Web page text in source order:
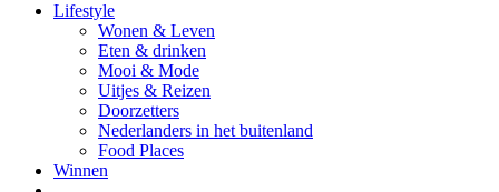
Lifestyle
Wonen & Leven
Eten & drinken
Mooi & Mode
Uitjes & Reizen
Doorzetters
Nederlanders in het buitenland
Food Places
Winnen